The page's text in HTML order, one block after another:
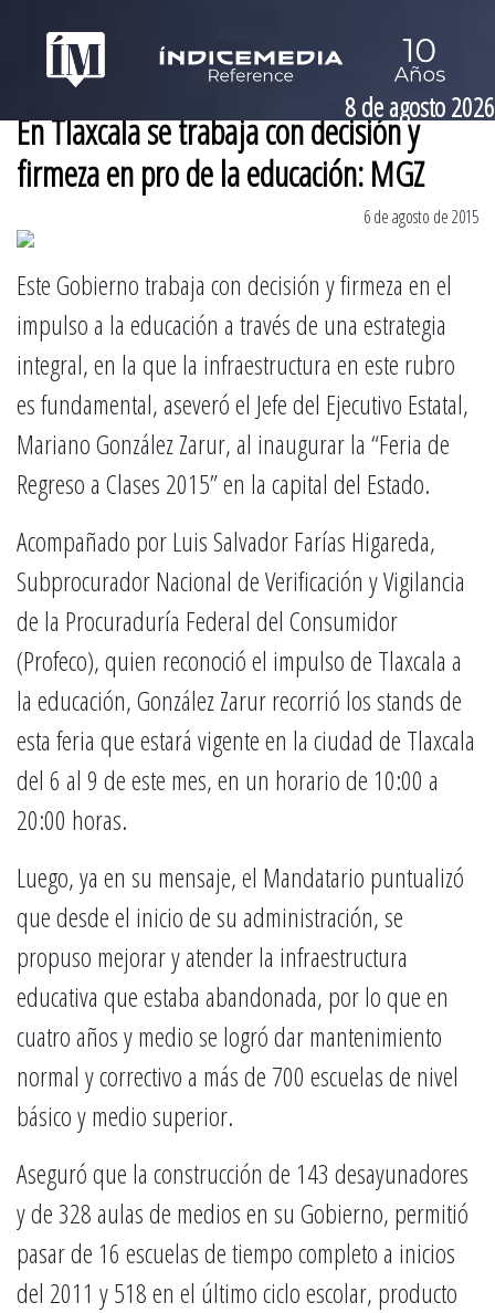
8 de agosto 2026
En Tlaxcala se trabaja con decisión y
firmeza en pro de la educación: MGZ
6 de agosto de 2015
Este Gobierno trabaja con decisión y firmeza en el
impulso a la educación a través de una estrategia
integral, en la que la infraestructura en este rubro
es fundamental, aseveró el Jefe del Ejecutivo Estatal,
Mariano González Zarur, al inaugurar la “Feria de
Regreso a Clases 2015” en la capital del Estado.
Acompañado por Luis Salvador Farías Higareda,
Subprocurador Nacional de Verificación y Vigilancia
de la Procuraduría Federal del Consumidor
(Profeco), quien reconoció el impulso de Tlaxcala a
la educación, González Zarur recorrió los stands de
esta feria que estará vigente en la ciudad de Tlaxcala
del 6 al 9 de este mes, en un horario de 10:00 a
20:00 horas.
Luego, ya en su mensaje, el Mandatario puntualizó
que desde el inicio de su administración, se
propuso mejorar y atender la infraestructura
educativa que estaba abandonada, por lo que en
cuatro años y medio se logró dar mantenimiento
normal y correctivo a más de 700 escuelas de nivel
básico y medio superior.
Aseguró que la construcción de 143 desayunadores
y de 328 aulas de medios en su Gobierno, permitió
pasar de 16 escuelas de tiempo completo a inicios
del 2011 y 518 en el último ciclo escolar, producto